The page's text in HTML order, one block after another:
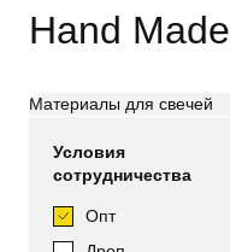
Hand
Материалы для свечей
Условия
сотрудничества
Опт